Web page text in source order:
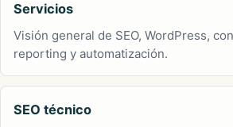
Servicios
Visión general de SEO, WordPress,
reporting y automatización.
SEO técnico